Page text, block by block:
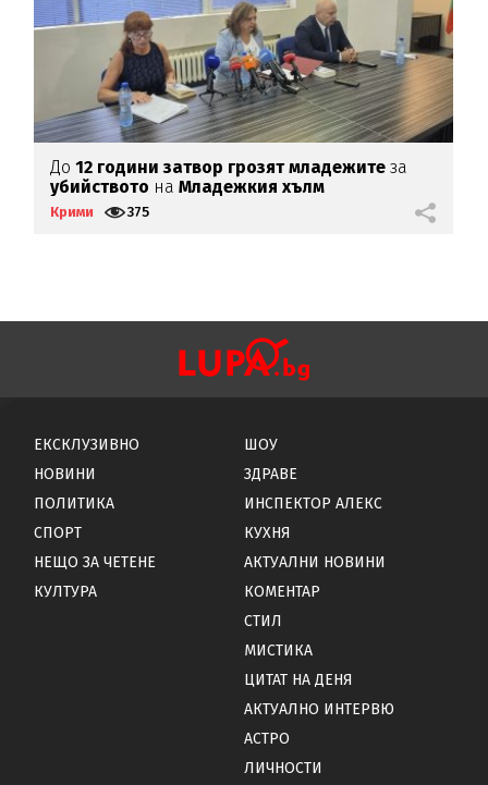
До12 години затвор грозят младежите за
убийството наМладежкия хълм
Крими 375
ЕКСКЛУЗИВНО
НОВИНИ
ПОЛИТИКА
СПОРТ
НЕЩО ЗА ЧЕТЕНЕ
КУЛТУРА
ШОУ
ЗДРАВЕ
ИНСПЕКТОР АЛЕКС
КУХНЯ
АКТУАЛНИ НОВИНИ
КОМЕНТАР
СТИЛ
МИСТИКА
ЦИТАТ НА ДЕНЯ
АКТУАЛНО ИНТЕРВЮ
АСТРО
ЛИЧНОСТИ